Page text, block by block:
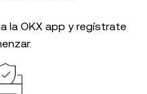
la OKX app y regístrate